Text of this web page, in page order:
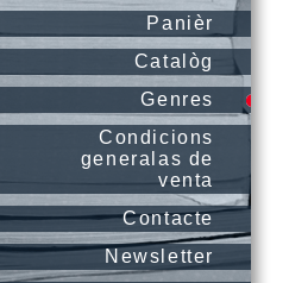
Panièr
Catalòg
Genres
Condicions
generalas de
venta
Contacte
Newsletter